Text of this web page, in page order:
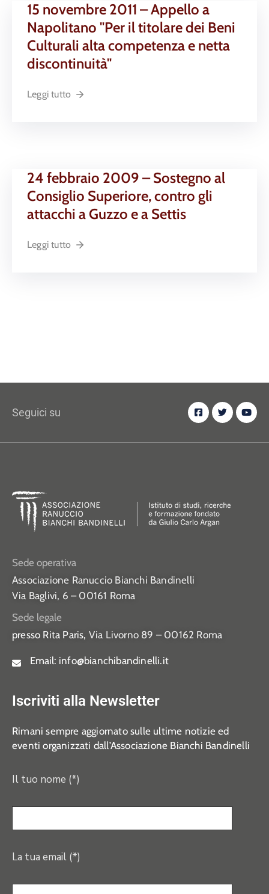
15 novembre 2011 – Appello a
Napolitano "Per il titolare dei Beni
Culturali alta competenza e netta
discontinuità"
Leggi tutto
24 febbraio 2009 – Sostegno al
Consiglio Superiore, contro gli
attacchi a Guzzo e a Settis
Leggi tutto
Seguici su
Sede operativa
Associazione Ranuccio Bianchi Bandinelli
Via Baglivi, 6 – 00161 Roma
Sede legale
presso Rita Paris, Via Livorno 89 – 00162 Roma
Email: info@bianchibandinelli.it
Iscriviti alla Newsletter
Rimani sempre aggiornato sulle ultime notizie ed
eventi organizzati dall’Associazione Bianchi Bandinelli
Il tuo nome (*)
La tua email (*)